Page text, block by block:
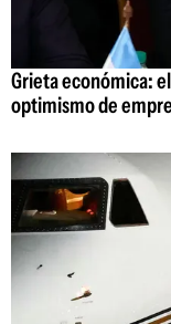
Grieta económica:
optimismo de